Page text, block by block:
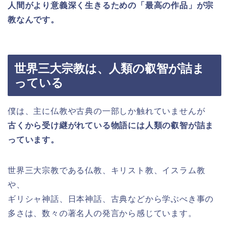
人間がより意義深く生きるための「最高の作品」が宗
教なんです。
世界三大宗教は、人類の叡智が詰ま
っている
僕は、主に仏教や古典の一部しか触れていませんが
古くから受け継がれている物語には人類の叡智が詰ま
っています。
世界三大宗教である仏教、キリスト教、イスラム教
や、
ギリシャ神話、日本神話、古典などから学ぶべき事の
多さは、数々の著名人の発言から感じています。